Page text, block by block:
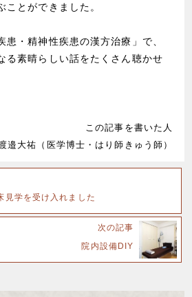
ことができました。
患・精神性疾患の漢方治療」で、
る素晴らしい話をたくさん聴かせ
この記事を書いた人
邉大祐（医学博士・はり師きゅう師）
見学を受け入れました
次の記事
院内設備DIY